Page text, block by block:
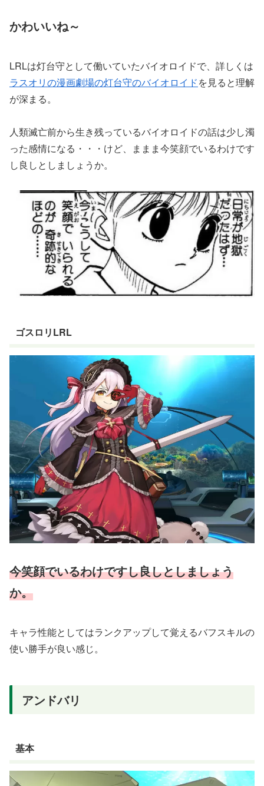
かわいいね～
LRLは灯台守として働いていたバイオロイドで、詳しくは
ラスオリの漫画劇場の灯台守のバイオロイドを見ると理解
が深まる。
人類滅亡前から生き残っているバイオロイドの話は少し濁
った感情になる・・・けど、ままま今笑顔でいるわけです
し良しとしましょうか。
ゴスロリLRL
今笑顔でいるわけですし良しとしましょう
か。
キャラ性能としてはランクアップして覚えるバフスキルの
使い勝手が良い感じ。
アンドバリ
基本